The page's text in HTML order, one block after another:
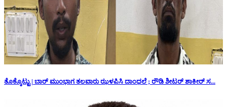
ತೊಕ್ಕೊಟ್ಟು | ಬಾರ್ ಮುಂಭಾಗ ತಲವಾರು ಝಳಪಿಸಿ ದಾಂಧಲೆ ; ರೌಡಿ ಶೀಟರ್ ಶಾಕೀರ್ ಸ...